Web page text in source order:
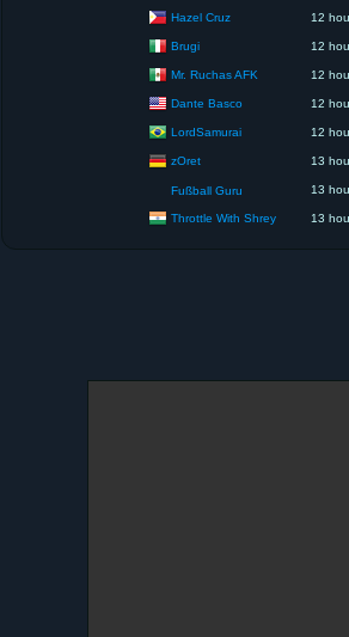
Hazel Cruz 12
Brugi 12
Mr. Ruchas AFK 12
Dante Basco 12
LordSamurai 12
zOret 13
Fußball Guru 13
Throttle With Shrey 13